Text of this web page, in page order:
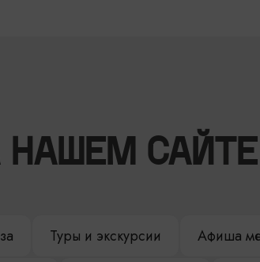
НАШЕМ САЙТЕ
Туры и экскурсии Афиша